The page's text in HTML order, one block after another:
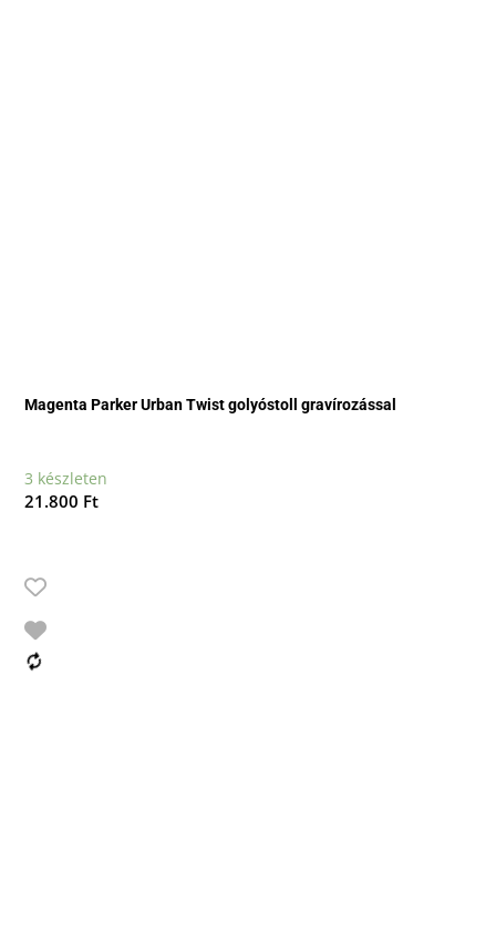
Magenta Parker Urban Twist golyóstoll gravírozással
3 készleten
21.800 Ft